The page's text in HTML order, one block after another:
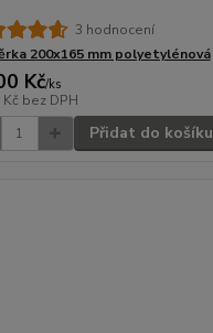
3 hodnocení
200x165 mm polyetylénová
Kč/ks
bez DPH
Přidat do košíku